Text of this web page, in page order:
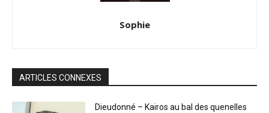
Sophie
ARTICLES CONNEXES
Dieudonné – Kairos au bal des quenelles